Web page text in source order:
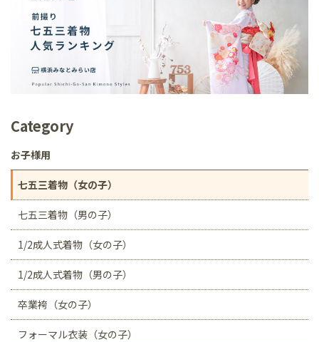
Category
お子様用
七五三着物（女の子）
七五三着物（男の子）
1/2成人式着物（女の子）
1/2成人式着物（男の子）
卒業袴（女の子）
フォーマル衣装（女の子）